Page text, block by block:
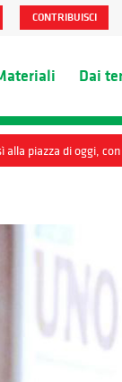
CONTRIBUISCI
Dai
alla piazza di oggi,